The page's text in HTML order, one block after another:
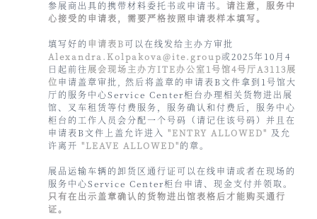
参展商出具的携带材料委托书或申请书。 请注意，服务中
心接受的申请表，需要严格按照申请表样本填写。
填写好的 申请表B可以在线发给主办方审批
Alexandra.Kolpakova@ite.group或2025年10月4
日起前往展会现场主办方ITE办公室1号馆4号厅A3113展
位申请盖章审批, 然后将盖章的申请表B文件拿到1号馆大
厅的服务中心Service Center柜台办理相关货物进出展
馆、叉车租赁等付费服务，服务确认和付费后，服务中心
柜台的工作人员会分配一个号码（请记住该号码）并且在
申请表B文件上盖允许进入 "ENTRY ALLOWED" 及允
许离开 "LEAVE ALLOWED"的章。
展品运输车辆的卸货区通行证可以在线申请或者在现场的
服务中心Service Center柜台申请、现金支付并领取。
只有在出示盖章确认的货物进出馆表格后才能购买通行
证。